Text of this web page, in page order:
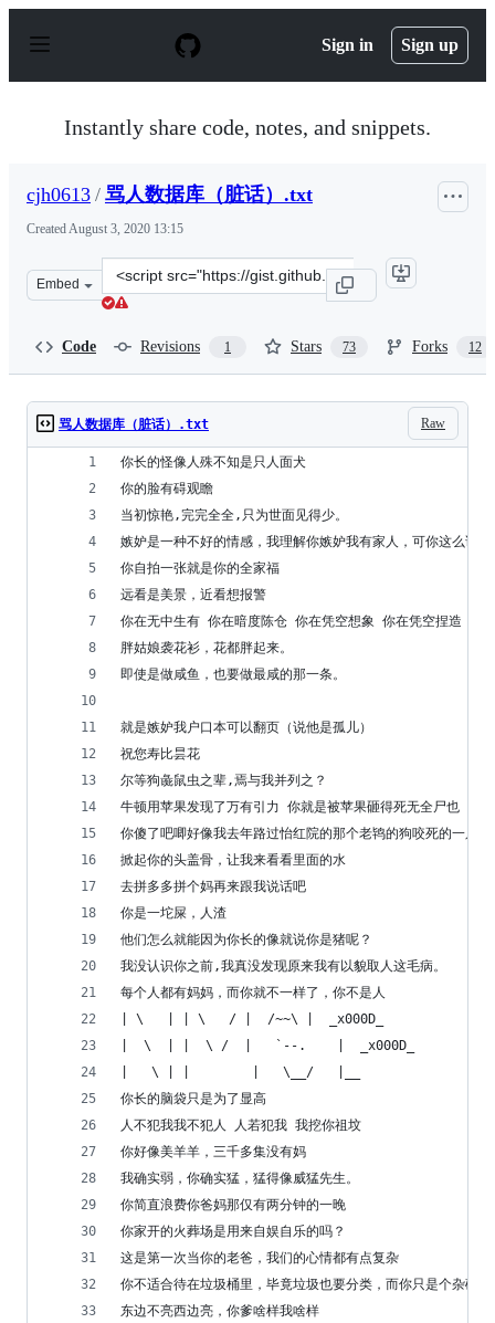
p
Sign in Sign up
Instantly share code, notes, and snippets.
cjh0613 / 骂人数据库（脏话）.txt
CreatedAugust 3, 2020 13:15
Embed
Clone
this
Code Revisions 1 Stars 73 Forks 12
Raw
骂人数据库（脏话）.txt
你长的怪像人殊不知是只人面犬
你的脸有碍观瞻
当初惊艳,完完全全,只为世面见得少。
嫉妒是一种不好的情感，我理解你嫉妒我有家人，可你这么说有
你自拍一张就是你的全家福
远看是美景，近看想报警
你在无中生有 你在暗度陈仓 你在凭空想象 你在凭空捏造 你
胖姑娘袭花衫，花都胖起来。
即使是做咸鱼，也要做最咸的那一条。
就是嫉妒我户口本可以翻页（说他是孤儿）
祝您寿比昙花
尔等狗彘鼠虫之辈,焉与我并列之？
牛顿用苹果发现了万有引力 你就是被苹果砸得死无全尸也 还
你傻了吧唧好像我去年路过怡红院的那个老鸨的狗咬死的一只鸡
掀起你的头盖骨，让我来看看里面的水
去拼多多拼个妈再来跟我说话吧
你是一坨屎，人渣
他们怎么就能因为你长的像就说你是猪呢？
我没认识你之前,我真没发现原来我有以貌取人这毛病。
每个人都有妈妈，而你就不一样了，你不是人
| \   | | \   / |  /~~\ |  _x000D_
|  \  | |  \ /  |   `--.    |  _x000D_
|   \ | |        |   \__/   |__
你长的脑袋只是为了显高
人不犯我我不犯人 人若犯我 我挖你祖坟
你好像美羊羊，三千多集没有妈
我确实弱，你确实猛，猛得像威猛先生。
你简直浪费你爸妈那仅有两分钟的一晚
你家开的火葬场是用来自娱自乐的吗？
这是第一次当你的老爸，我们的心情都有点复杂
你不适合待在垃圾桶里，毕竟垃圾也要分类，而你只是个杂碎
东边不亮西边亮，你爹啥样我啥样